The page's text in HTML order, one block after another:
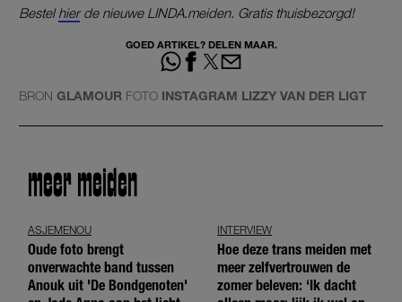
Bestelhierde nieuwe LINDA.meiden. Gratis thuisbezorgd!
GOED ARTIKEL? DELEN MAAR.
BRON GLAMOUR FOTO INSTAGRAM LIZZY VAN DER LIGT
meer meiden
ASJEMENOU
Oude foto brengt
onverwachte band tussen
Anouk uit 'De Bondgenoten'
INTERVIEW
Hoe deze trans meiden met
meer zelfvertrouwen de
zomer beleven: ‘Ik dacht